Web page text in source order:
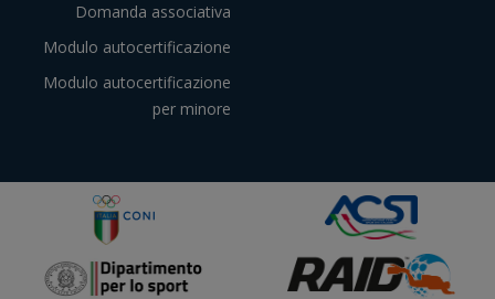
Domanda associativa
Modulo autocertificazione
Modulo autocertificazione
per minore